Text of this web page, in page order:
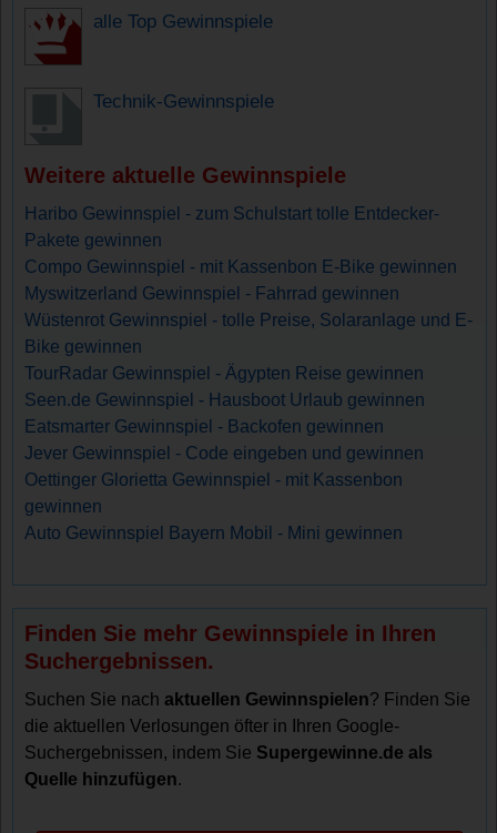
alle Top Gewinnspiele
Technik-Gewinnspiele
Weitere aktuelle Gewinnspiele
Haribo Gewinnspiel - zum Schulstart tolle Entdecker-
Pakete gewinnen
Compo Gewinnspiel - mit Kassenbon E-Bike gewinnen
Myswitzerland Gewinnspiel - Fahrrad gewinnen
Wüstenrot Gewinnspiel - tolle Preise, Solaranlage und E-
Bike gewinnen
TourRadar Gewinnspiel - Ägypten Reise gewinnen
Seen.de Gewinnspiel - Hausboot Urlaub gewinnen
Eatsmarter Gewinnspiel - Backofen gewinnen
Jever Gewinnspiel - Code eingeben und gewinnen
Oettinger Glorietta Gewinnspiel - mit Kassenbon
gewinnen
Auto Gewinnspiel Bayern Mobil - Mini gewinnen
Finden Sie mehr Gewinnspiele in Ihren
Suchergebnissen.
Suchen Sie nachaktuellen Gewinnspielen? Finden Sie
die aktuellen Verlosungen öfter in Ihren Google-
Suchergebnissen, indem Sie Supergewinne.de als
Quelle hinzufügen.